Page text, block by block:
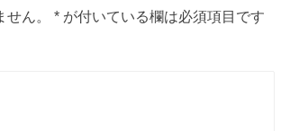
ん。 * が付いている欄は必須項目です